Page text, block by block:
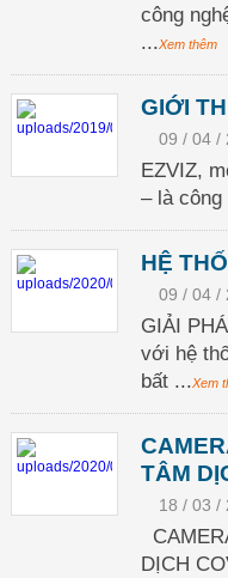
công
...Xem thêm
GIỚI
09 / 04 /
EZVIZ,
– là
HỆ
09 / 04 /
GIẢI
với hệ
bất ...Xem
TÂM
18 / 03
DỊCH